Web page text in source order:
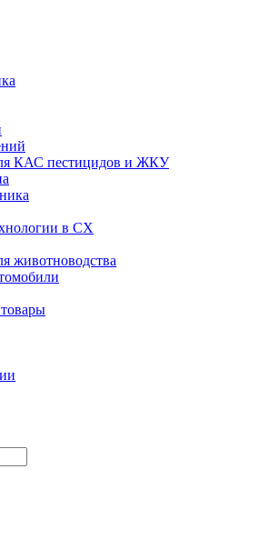
КАС пестицидов и ЖКУ
в СХ
животноводства